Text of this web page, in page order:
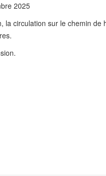
2025
circulation sur le chemin